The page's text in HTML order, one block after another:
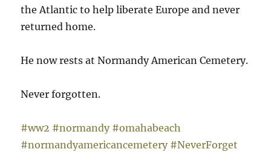
the Atlantic to help liberate Europe and never
returned home.
He now rests at Normandy American Cemetery.
Never forgotten.
#ww2 #normandy #omahabeach
#normandyamericancemetery #NeverForget